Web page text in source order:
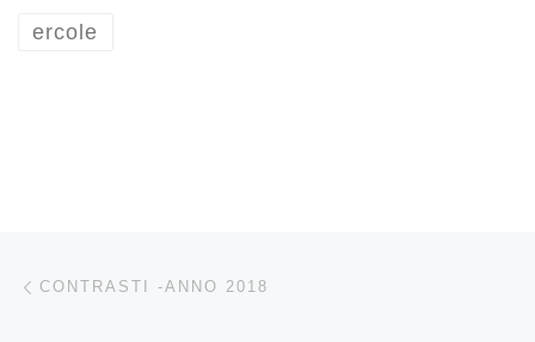
ercole
Navigazione articoli
CONTRASTI -ANNO 2018